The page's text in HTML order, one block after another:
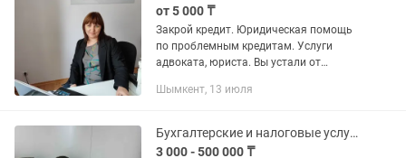
от 5 000 ₸
Закрой кредит. Юридическая помощь
по проблемным кредитам. Услуги
адвоката, юриста. Вы устали от
компания СтопДолг предлагает
Шымкент, 13 июля
Бухгалтерские и налоговые услуги, Ведение ИП, ТОО, Удаленный бухгалтер
3 000 - 500 000 ₸